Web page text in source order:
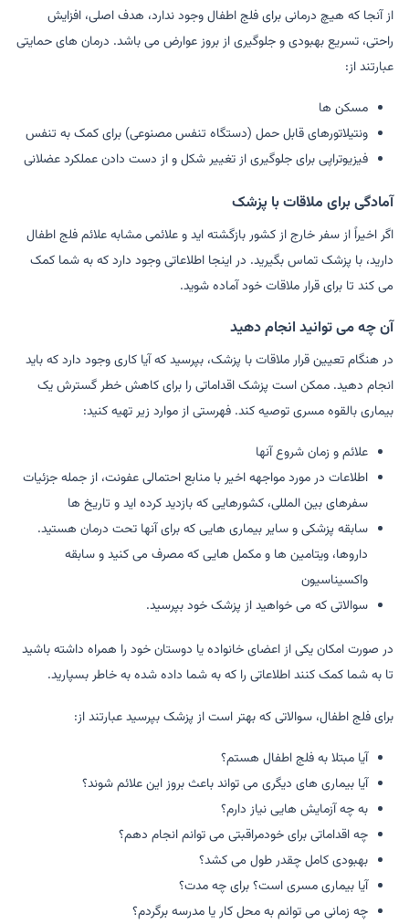
از آنجا که هیچ درمانی برای فلج اطفال وجود ندارد، هدف اصلی، افزایش
راحتی، تسریع بهبودی و جلوگیری از بروز عوارض می باشد. درمان های حمایتی
عبارتند از:
مسکن ها
ونتیلاتورهای قابل حمل (دستگاه تنفس مصنوعی) برای کمک به تنفس
فیزیوتراپی برای جلوگیری از تغییر شکل و از دست دادن عملکرد عضلانی
آمادگی برای ملاقات با پزشک
اگر اخیراً از سفر خارج از کشور بازگشته اید و علائمی مشابه علائم فلج اطفال
دارید، با پزشک تماس بگیرید. در اینجا اطلاعاتی وجود دارد که به شما کمک
می کند تا برای قرار ملاقات خود آماده شوید.
آن چه می توانید انجام دهید
در هنگام تعیین قرار ملاقات با پزشک، بپرسید که آیا کاری وجود دارد که باید
انجام دهید. ممکن است پزشک اقداماتی را برای کاهش خطر گسترش یک
بیماری بالقوه مسری توصیه کند. فهرستی از موارد زیر تهیه کنید:
علائم و زمان شروع آنها
اطلاعات در مورد مواجهه اخیر با منابع احتمالی عفونت، از جمله جزئیات
سفرهای بین المللی، کشورهایی که بازدید کرده اید و تاریخ ها
سابقه پزشکی و سایر بیماری هایی که برای آنها تحت درمان هستید.
داروها، ویتامین ها و مکمل هایی که مصرف می کنید و سابقه
واکسیناسیون
سوالاتی که می خواهید از پزشک خود بپرسید.
در صورت امکان یکی از اعضای خانواده یا دوستان خود را همراه داشته باشید
تا به شما کمک کنند اطلاعاتی را که به شما داده شده به خاطر بسپارید.
برای فلج اطفال، سوالاتی که بهتر است از پزشک بپرسید عبارتند از:
آیا مبتلا به فلج اطفال هستم؟
آیا بیماری های دیگری می تواند باعث بروز این علائم شوند؟
به چه آزمایش هایی نیاز دارم؟
چه اقداماتی برای خودمراقبتی می توانم انجام دهم؟
بهبودی کامل چقدر طول می کشد؟
آیا بیماری مسری است؟ برای چه مدت؟
چه زمانی می توانم به محل کار یا مدرسه برگردم؟